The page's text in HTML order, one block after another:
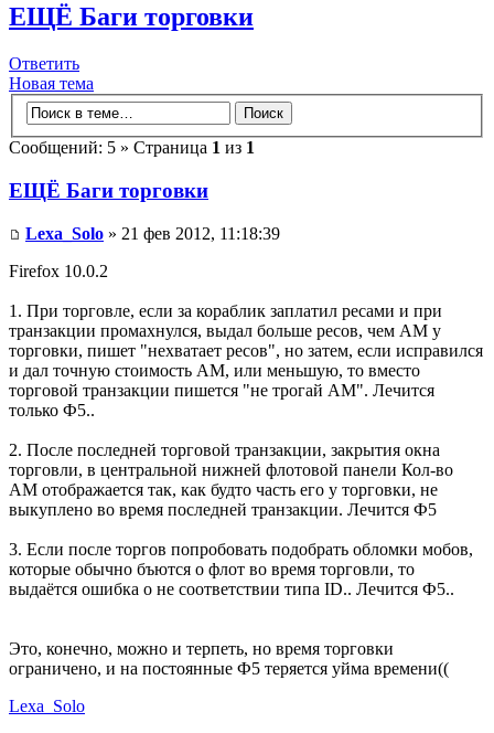
ЕЩЁ Баги торговки
Ответить
Новая тема
Сообщений: 5 » Страница 1 из 1
ЕЩЁ Баги торговки
Lexa_Solo » 21 фев 2012, 11:18:39
Firefox 10.0.2
1. При торговле, если за кораблик заплатил ресами и при
транзакции промахнулся, выдал больше ресов, чем АМ у
торговки, пишет "нехватает ресов", но затем, если исправился
и дал точную стоимость АМ, или меньшую, то вместо
торговой транзакции пишется "не трогай АМ". Лечится
только Ф5..
2. После последней торговой транзакции, закрытия окна
торговли, в центральной нижней флотовой панели Кол-во
АМ отображается так, как будто часть его у торговки, не
выкуплено во время последней транзакции. Лечится Ф5
3. Если после торгов попробовать подобрать обломки мобов,
которые обычно бъются о флот во время торговли, то
выдаётся ошибка о не соответствии типа ID.. Лечится Ф5..
Это, конечно, можно и терпеть, но время торговки
ограничено, и на постоянные Ф5 теряется уйма времени((
Lexa_Solo